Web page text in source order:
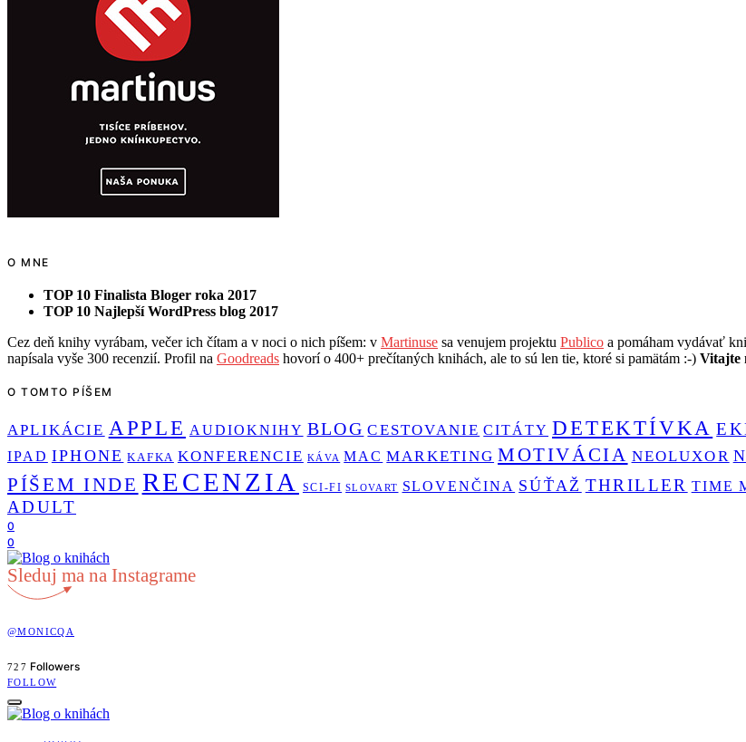
O MNE
TOP 10 Finalista Bloger roka 2017
TOP 10 Najlepší WordPress blog 2017
Cez deň knihy vyrábam, večer ich čítam a v noci o nich píšem: v Martinuse sa venujem projektu Publico a pomáham vydávať
napísala vyše 300 recenzií. Profil na Goodreads hovorí o 400+ prečítaných knihách, ale to sú len tie, ktoré si pamätám :-) Vitajte
O TOMTO PÍŠEM
APLIKÁCIE APPLE AUDIOKNIHY BLOG CESTOVANIE CITÁTY DETEKTÍVKA
IPAD IPHONE KAFKA KONFERENCIE KÁVA MAC MARKETING MOTIVÁCIA NEOLUXOR
PÍŠEM INDE RECENZIA SCI-FI SLOVART SLOVENČINA SÚŤAŽ THRILLER TIME
ADULT
0
0
Sleduj ma na Instagrame
@MONICQA
727 Followers
FOLLOW